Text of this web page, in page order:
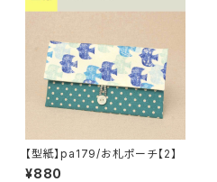
【型紙】pa179/お札ポーチ【2】
¥880